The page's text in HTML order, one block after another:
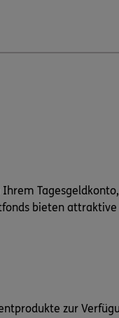
Ihrem Tagesgeldkonto,
bieten attraktive
zur